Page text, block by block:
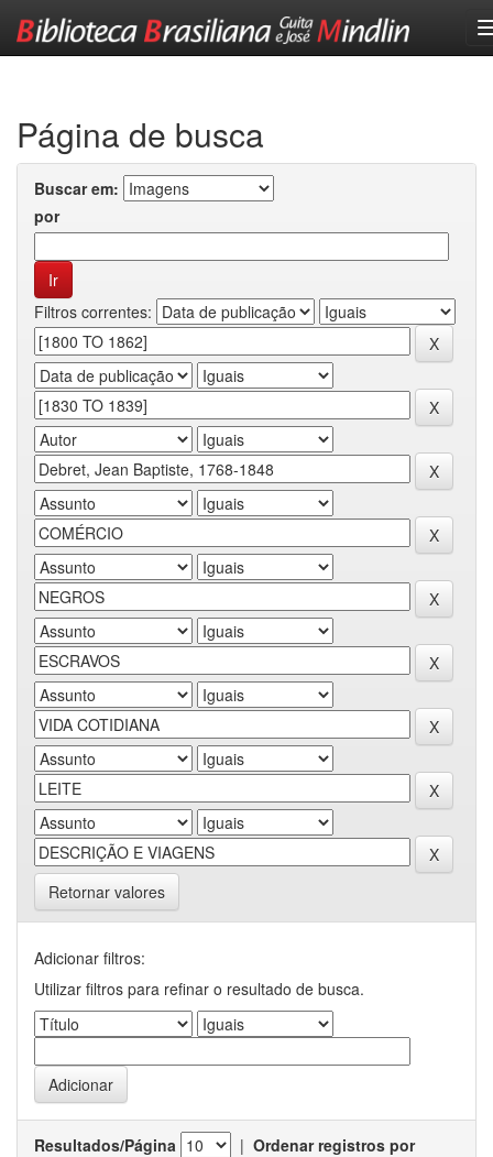
Página de busca
Buscar em:
por
Filtros correntes:
Retornar valores
Adicionar filtros:
Utilizar filtros para refinar o resultado de busca.
Resultados/Página | Ordenar registros por